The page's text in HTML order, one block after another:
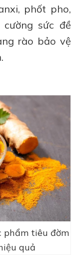
phốt pho,
sức đề
rào bảo vệ
phẩm tiêu đờm
quả